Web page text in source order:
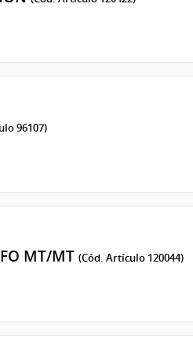
96107)
MT/MT (Cód. Artículo 120044)